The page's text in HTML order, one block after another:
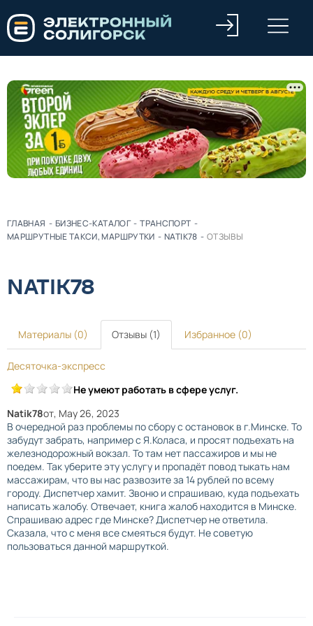
ГЛАВНАЯ - БИЗНЕС-КАТАЛОГ - ТРАНСПОРТ -
МАРШРУТНЫЕ ТАКСИ, МАРШРУТКИ - NATIK78 - ОТЗЫВЫ
NATIK78
Материалы (0) Отзывы (1) Избранное (0)
Десяточка-экспресс
Не умеют работать в сфере услуг.
от
Natik78
, May 26, 2023
В очередной раз проблемы по сбору с остановок в г.Минске. То
забудут забрать, например с Я.Коласа, и просят подъехать на
железнодорожный вокзал. То там нет пассажиров и мы не
поедем. Так уберите эту услугу и пропадёт повод тыкать нам
массажирам, что вы нас развозите за 14 рублей по всему
городу. Диспетчер хамит. Звоню и спрашиваю, куда подъехать
написать жалобу. Отвечает, книга жалоб находится в Минске.
Спрашиваю адрес где Минске? Диспетчер не ответила.
Сказала, что с меня все смеяться будут. Не советую
пользоваться данной маршруткой.